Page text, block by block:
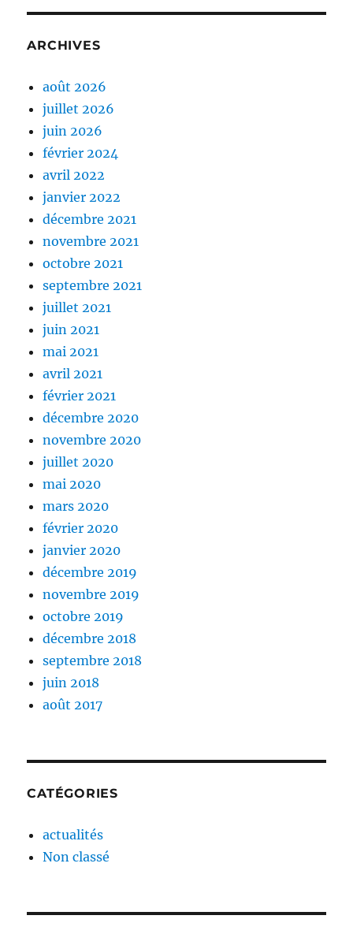
ARCHIVES
août 2026
juillet 2026
juin 2026
février 2024
avril 2022
janvier 2022
décembre 2021
novembre 2021
octobre 2021
septembre 2021
juillet 2021
juin 2021
mai 2021
avril 2021
février 2021
décembre 2020
novembre 2020
juillet 2020
mai 2020
mars 2020
février 2020
janvier 2020
décembre 2019
novembre 2019
octobre 2019
décembre 2018
septembre 2018
juin 2018
août 2017
CATÉGORIES
actualités
Non classé